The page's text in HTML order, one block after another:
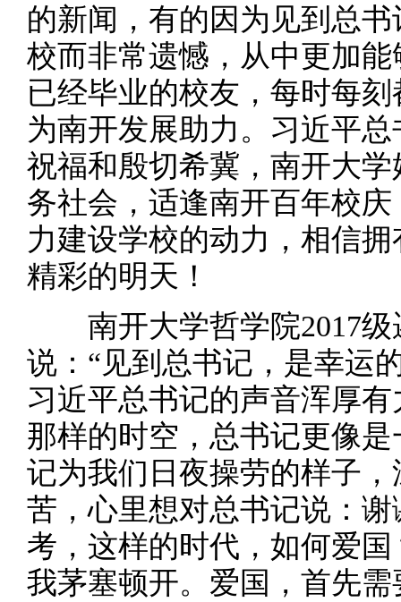
的新闻，有的因为见到总
校而非常遗憾，从中更加
已经毕业的校友，每时每
为南开发展助力。习近平
祝福和殷切希冀，南开大
务社会，适逢南开百年校
力建设学校的动力，相信
精彩的明天！
南开大学哲学院2017级
说：“见到总书记，是幸运
习近平总书记的声音浑厚
那样的时空，总书记更像
记为我们日夜操劳的样子
苦，心里想对总书记说：
考，这样的时代，如何爱
我茅塞顿开。爱国，首先